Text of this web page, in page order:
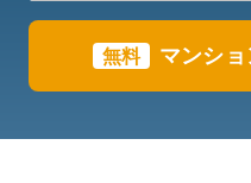
無料 マンシ